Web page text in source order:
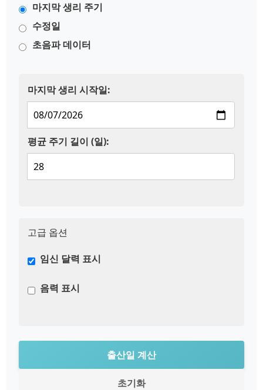
마지막 생리 주기
수정일
초음파 데이터
마지막 생리 시작일:
평균 주기 길이 (일):
고급 옵션
임신 달력 표시
음력 표시
출산일 계산
초기화